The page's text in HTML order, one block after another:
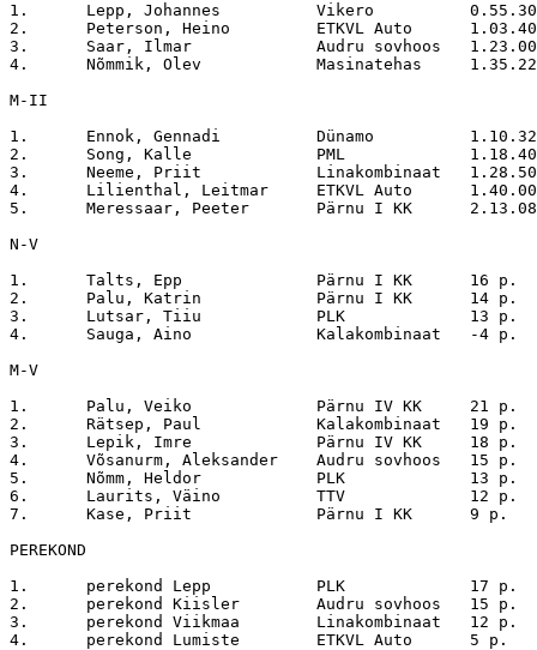
1.	Lepp, Johannes		Vikero		0.55.30
2.	Peterson, Heino		ETKVL Auto	1.03.40
3.	Saar, Ilmar		Audru sovhoos	1.23.00
4.	Nõmmik, Olev		Masinatehas	1.35.22
M-II
1.	Ennok, Gennadi		Dünamo		1.10.32
2.	Song, Kalle		PML		1.18.40
3.	Neeme, Priit		Linakombinaat	1.28.50
4.	Lilienthal, Leitmar	ETKVL Auto	1.40.00
5.	Meressaar, Peeter	Pärnu I KK	2.13.08
N-V
1.	Talts, Epp		Pärnu I KK	16 p.
2.	Palu, Katrin		Pärnu I KK	14 p.
3.	Lutsar, Tiiu		PLK		13 p.
4.	Sauga, Aino		Kalakombinaat	-4 p.
M-V
1.	Palu, Veiko		Pärnu IV KK	21 p.
2.	Rätsep, Paul		Kalakombinaat	19 p.
3.	Lepik, Imre		Pärnu IV KK	18 p.
4.	Võsanurm, Aleksander	Audru sovhoos	15 p.
5.	Nõmm, Heldor		PLK		13 p.
6.	Laurits, Väino		TTV		12 p.
7.	Kase, Priit		Pärnu I KK	9 p.
PEREKOND
1.	perekond Lepp		PLK		17 p.
2.	perekond Kiisler	Audru sovhoos	15 p.
3.	perekond Viikmaa	Linakombinaat	12 p.
4.	perekond Lumiste	ETKVL Auto	5 p.